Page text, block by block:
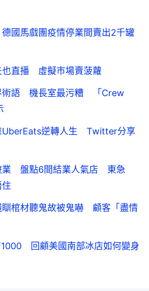
國馬戲團疫情停業間賣出2千罐
也直播 虛擬巿場賣菠蘿
術語 機長室最污糟 「Crew
UberEats逆轉人生 Twitter分享
業 盤點6間結業人氣店 東急
瞓棺材聽鬼故被鬼嚇 顧客「盡情
1000 回顧美國南部冰店如何變身